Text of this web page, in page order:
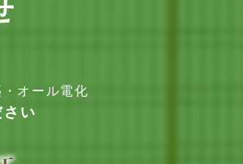
オール電化
い